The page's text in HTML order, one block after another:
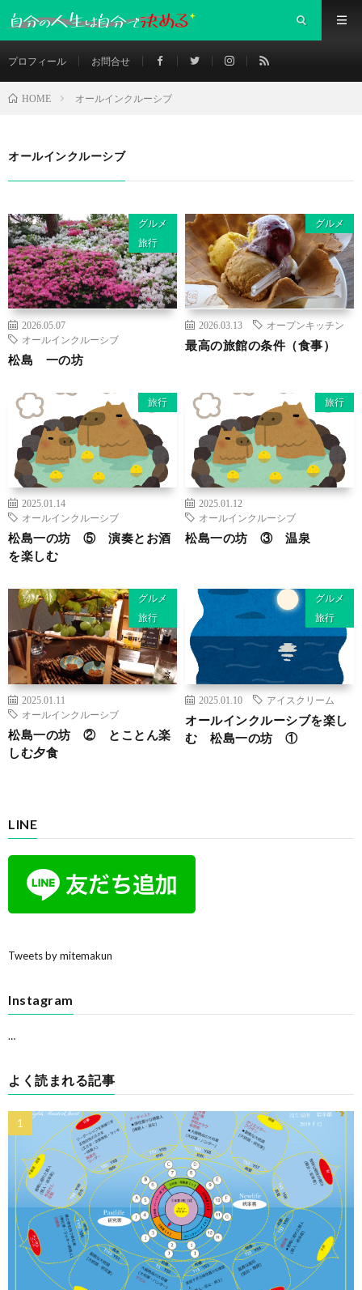
プロフィール お問合せ
HOME オールインクルーシブ
オールインクルーシブ
グルメ
旅行
2026.05.07
オールインクルーシブ
松島 一の坊
グルメ
2026.03.13 オープンキッチン
最高の旅館の条件（食事）
旅行
2025.01.14
オールインクルーシブ
松島一の坊 ⑤ 演奏とお酒
を楽しむ
旅行
2025.01.12
オールインクルーシブ
松島一の坊 ③ 温泉
グルメ
旅行
2025.01.11
オールインクルーシブ
松島一の坊 ② とことん楽
しむ夕食
グルメ
旅行
2025.01.10 アイスクリーム
オールインクルーシブを楽し
む 松島一の坊 ①
LINE
Tweets by mitemakun
Instagram
…
よく読まれる記事